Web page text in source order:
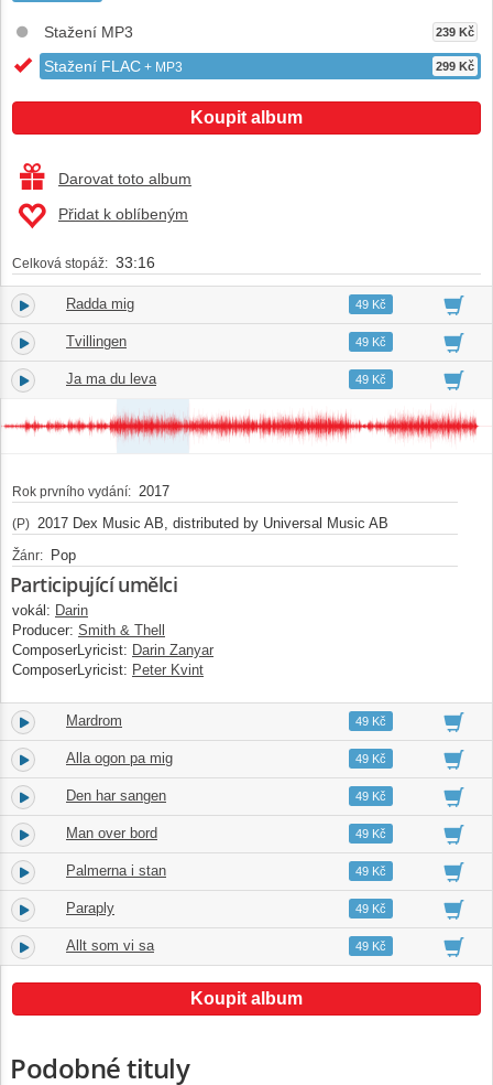
Stažení MP3 239 Kč
Stažení FLAC + MP3 299 Kč
Koupit album
Darovat toto album
Přidat k oblíbeným
Celková stopáž: 33:16
1. Radda mig 03:4649 Kč
2. Tvillingen 03:0149 Kč
3. Ja ma du leva 03:2349 Kč
Rok prvního vydání: 2017
(P) 2017 Dex Music AB, distributed by Universal Music AB
Žánr: Pop
Participující umělci
vokál: Darin
Producer: Smith & Thell
ComposerLyricist: Darin Zanyar
ComposerLyricist: Peter Kvint
4. Mardrom 03:0949 Kč
5. Alla ogon pa mig 03:3749 Kč
6. Den har sangen 03:5149 Kč
7. Man over bord 03:0049 Kč
8. Palmerna i stan 03:0749 Kč
9. Paraply 03:3849 Kč
10. Allt som vi sa 02:4449 Kč
Koupit album
Podobné tituly